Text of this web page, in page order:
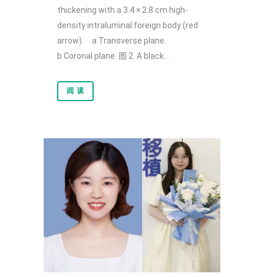
thickening with a 3.4 × 2.8 cm high-
density intraluminal foreign body (red
arrow). a Transverse plane.
b Coronal plane. 图 2 A black...
阅 读